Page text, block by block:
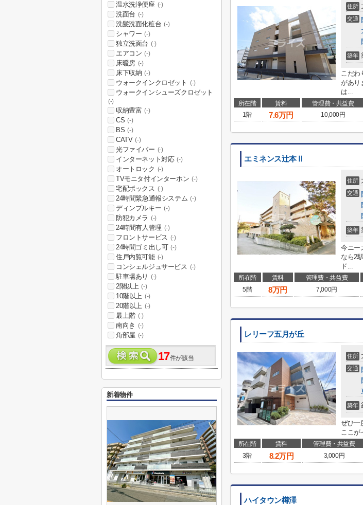
住所
交通
築年
こだわ
があり
は...
所在階 賃料 管理費・共益費
1階
7.6万円 10,000円
エミネンス辻本Ⅱ
住所
交通
築年
今ニー
なら2
ド...
所在階 賃料 管理費・共益費
5階
8万円 7,000円
レリーフ五月が丘
住所
交通
築年
ぜひ一
ここが
所在階 賃料 管理費・共益費
3階
8.2万円 3,000円
ハイタウン樽澤
温水洗浄便座 (-)
洗面台 (-)
洗髪洗面化粧台 (-)
シャワー (-)
独立洗面台 (-)
エアコン (-)
床暖房 (-)
床下収納 (-)
ウォークインクロゼット (-)
ウォークインシューズクロゼット
(-)
収納豊富 (-)
CS (-)
BS (-)
CATV (-)
光ファイバー (-)
インターネット対応 (-)
オートロック (-)
TVモニタ付インターホン (-)
宅配ボックス (-)
24時間緊急通報システム (-)
ディンプルキー (-)
防犯カメラ (-)
24時間有人管理 (-)
フロントサービス (-)
24時間ゴミ出し可 (-)
住戸内覧可能 (-)
コンシェルジュサービス (-)
駐車場あり (-)
2階以上 (-)
10階以上 (-)
20階以上 (-)
最上階 (-)
南向き (-)
角部屋 (-)
17件が該当
新着物件